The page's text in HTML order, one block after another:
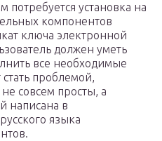
потребуется установка на
компонентов
ключа электронной
должен уметь
все необходимые
проблемой,
совсем просты, а
написана в
языка